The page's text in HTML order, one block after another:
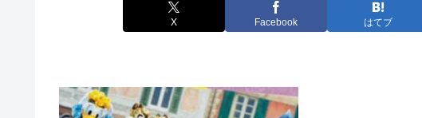
X Facebook はてブ